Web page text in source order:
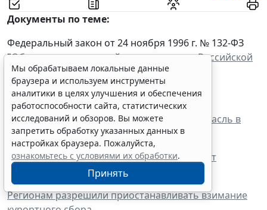
Документы по теме:
Федеральный закон от 24 ноября 1996 г. № 132-ФЗ
"Об основах туристской деятельности в Российской
Федерации"
Читайте также:
Туризм-2020 и COVID-19: туристическая отрасль в
условиях пандемии и после нее
Когда кончится карантин: санатории начнут
работать по-новому
Регионам разрешили приостанавливать взимание
Мы обрабатываем локальные данные
браузера и используем инструменты
аналитики в целях улучшения и обеспечения
работоспособности сайта, статистических
исследований и обзоров. Вы можете
запретить обработку указанных данных в
настройках браузера. Пожалуйста,
ознакомьтесь с условиями их обработки.
Принять